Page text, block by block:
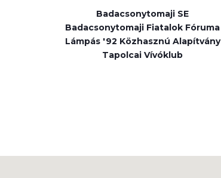
Badacsonytomaji SE
Badacsonytomaji Fiatalok Fóruma
Lámpás '92 Közhasznú Alapítvány
Tapolcai Vívóklub